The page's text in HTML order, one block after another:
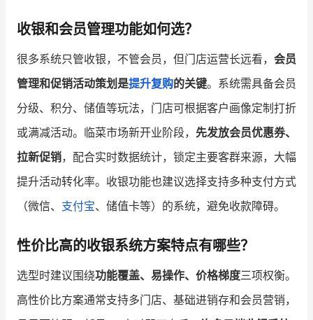
收银和会员管理功能如何选？
很多系统只管收银，不管会员，但门店运营长远看， 会员
管理和促销活动策划是提升复购的关键。系统需具备会员
分级、积分、储值等玩法，门店可根据客户画像定制打折
或满减活动。临菜市场新开业阶段， 先发放会员优惠券、
拉新促销，配合实时数据统计，锁定主要客群来源，大幅
提升活动转化率。收银功能也建议选择支持多种支付方式
（微信、 支付宝、储值卡等）的系统，避免收款障碍。
性价比高的收银系统方案特点有哪些？
选型时建议围绕功能覆盖、易操作、价格梯度三项权衡。
高性价比方案通常支持多门店、基础进销存和会员营销，